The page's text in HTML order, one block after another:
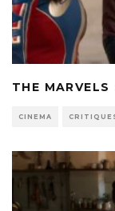
THE
CINEMA